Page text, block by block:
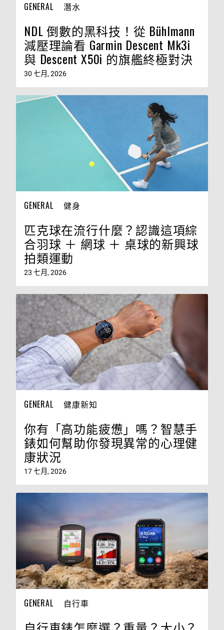
GENERAL 潛水
NDL 倒數的黑科技！從 Bühlmann
減壓理論看 Garmin Descent Mk3i
與 Descent X50i 的旗艦終極對決
30 七月, 2026
GENERAL 健身
匹克球在流行什麼？認識這項綜
合羽球 ＋ 網球 ＋ 桌球的新興球
拍類運動
23 七月, 2026
GENERAL 健康新知
你有「高功能疲憊」嗎？智慧手
錶如何幫助你發現異常的心理健
康狀況
17 七月, 2026
GENERAL 自行車